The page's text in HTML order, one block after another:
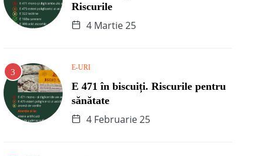
Riscurile
4 Martie 25
E-URI
E 471 în biscuiți. Riscurile pentru
sănătate
4 Februarie 25